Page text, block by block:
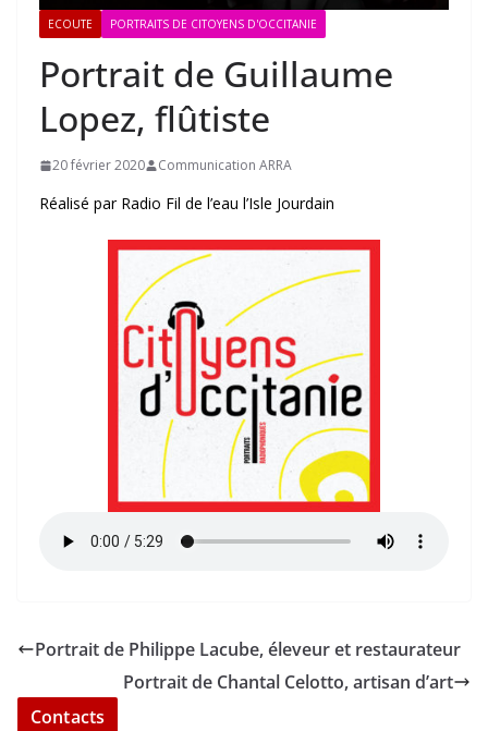
ECOUTE PORTRAITS DE CITOYENS D'OCCITANIE
Portrait de Guillaume
Lopez, flûtiste
20 février 2020 Communication ARRA
Réalisé par Radio Fil de l’eau l’Isle Jourdain
Portrait de Philippe Lacube, éleveur et restaurateur
Portrait de Chantal Celotto, artisan d’art
Contacts